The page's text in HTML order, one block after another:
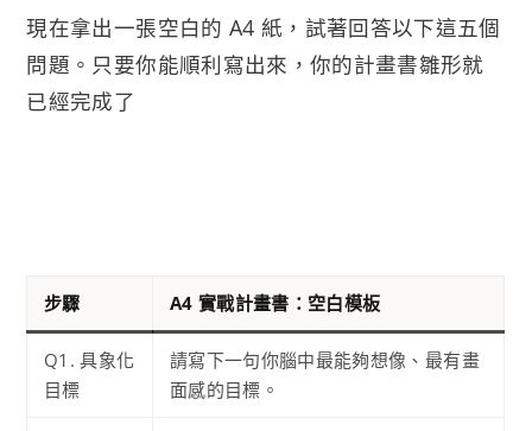
現在拿出一張空白的 A4 紙，試著回答以下這五個
問題。只要你能順利寫出來，你的計畫書雛形就
已經完成了
步驟 A4 實戰計畫書：空白模板
Q1. 具象化
目標
請寫下一句你腦中最能夠想像、最有畫
面感的目標。